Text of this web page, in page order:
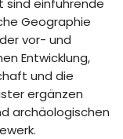
Geographie
vor- und
Entwicklung,
und die
ergänzen
archäologischen